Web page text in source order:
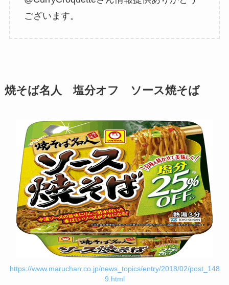
ございます。
焼そば名人 塩分オフ ソース焼そば
https://www.maruchan.co.jp/news_topics/entry/2018/02/post_148
9.html